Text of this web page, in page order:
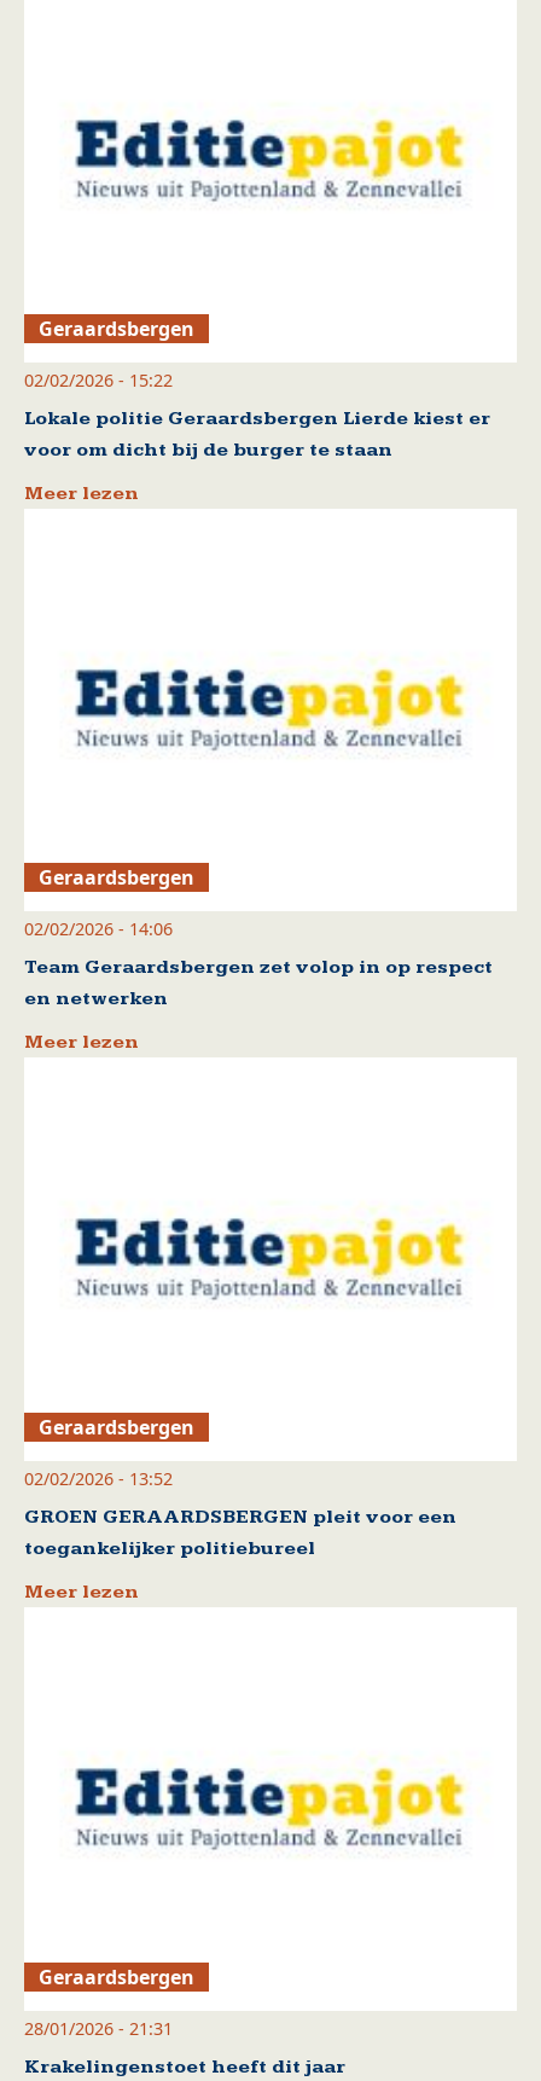
Geraardsbergen
02/02/2026 - 15:22
Lokale politie Geraardsbergen Lierde kiest er
voor om dicht bij de burger te staan
Meer lezen
Geraardsbergen
02/02/2026 - 14:06
Team Geraardsbergen zet volop in op respect
en netwerken
Meer lezen
Geraardsbergen
02/02/2026 - 13:52
GROEN GERAARDSBERGEN pleit voor een
toegankelijker politiebureel
Meer lezen
Geraardsbergen
28/01/2026 - 21:31
Krakelingenstoet heeft dit jaar